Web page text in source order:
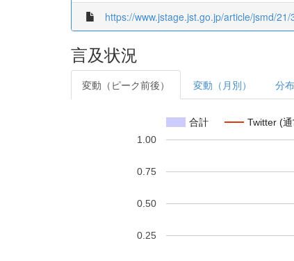
https://www.jstage.jst.go.jp/article/jsmd/
言及状況
変動（ピーク前後） 変動（月別） 分布
合計 Twitter (
0.25
0.50
0.75
1.00